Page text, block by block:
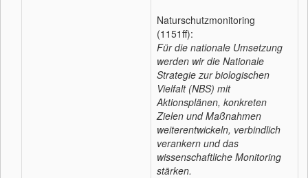
Naturschutzmonitoring
(1151ff):
Für die nationale Umsetzung
werden wir die Nationale
Strategie zur biologischen
Vielfalt (NBS) mit
Aktionsplänen, konkreten
Zielen und Maßnahmen
weiterentwickeln, verbindlich
verankern und das
wissenschaftliche Monitoring
stärken.